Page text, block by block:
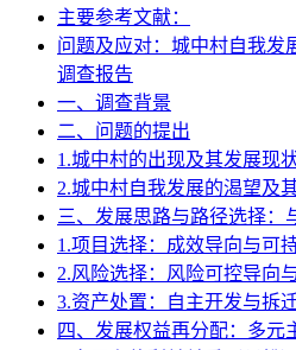
主要参考文献：
问题及应对：城中村自我
调查报告
一、调查背景
二、问题的提出
1.城中村的出现及其发展现
2.城中村自我发展的渴望及
三、发展思路与路径选择：
1.项目选择：成效导向与可
2.风险选择：风险可控导向
3.资产处置：自主开发与拆
四、发展权益再分配：多元